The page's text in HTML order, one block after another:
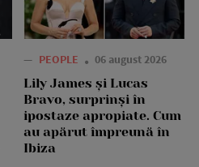
— PEOPLE 06 august 2026
Lily James și Lucas
Bravo, surprinși în
ipostaze apropiate. Cum
au apărut împreună în
Ibiza